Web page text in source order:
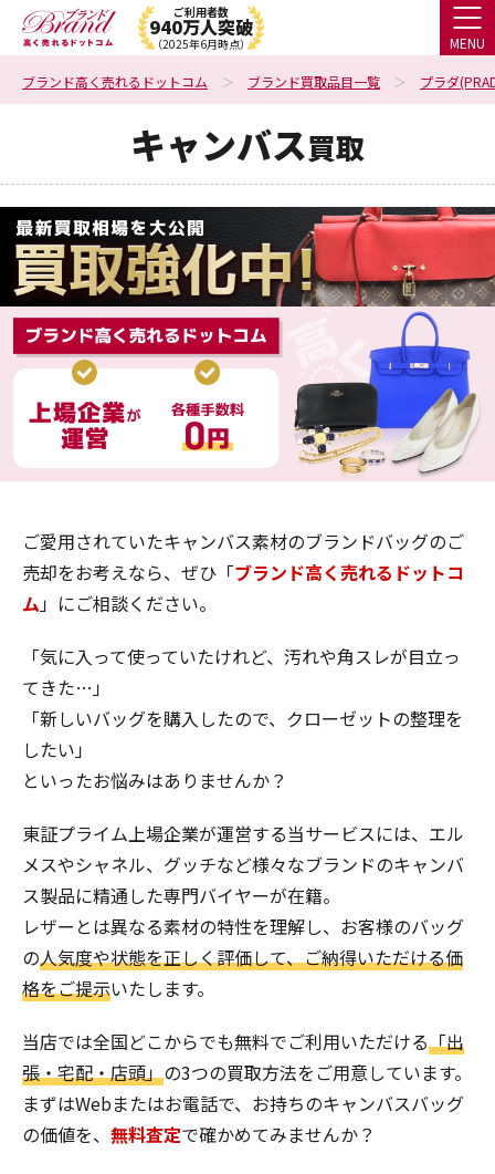
ご利用者数
940万人突破
（2025年6月時点） MENU
ブランド高く売れるドットコム ブランド買取品目一覧 プラダ
キャンバス買取
ご愛用されていたキャンバス素材のブランドバッグのご
売却をお考えなら、ぜひ「ブランド高く売れるドットコ
ム」にご相談ください。
「気に入って使っていたけれど、汚れや角スレが目立っ
てきた…」
「新しいバッグを購入したので、クローゼットの整理を
したい」
といったお悩みはありませんか？
東証プライム上場企業が運営する当サービスには、エル
メスやシャネル、グッチなど様々なブランドのキャンバ
ス製品に精通した専門バイヤーが在籍。
レザーとは異なる素材の特性を理解し、お客様のバッグ
の人気度や状態を正しく評価して、ご納得いただける価
格をご提示いたします。
当店では全国どこからでも無料でご利用いただける「出
張・宅配・店頭」の3つの買取方法をご用意しています。
まずはWebまたはお電話で、お持ちのキャンバスバッグ
の価値を、 無料査定で確かめてみませんか？